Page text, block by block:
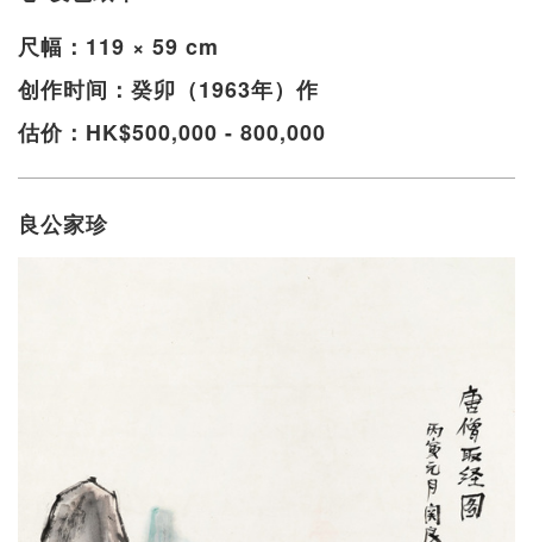
尺幅：119 × 59 cm
创作时间：癸卯（1963年）作
估价：HK$500,000 - 800,000
良公家珍